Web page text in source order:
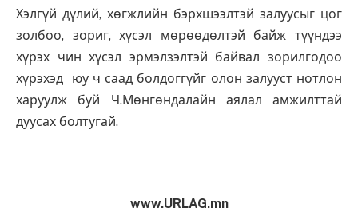
Хэлгүй дүлий, хөгжлийн бэрхшээлтэй залуусыг цог
золбоо, зориг, хүсэл мөрөөдөлтэй байж түүндээ
хүрэх чин хүсэл эрмэлзэлтэй байвал зорилгодоо
хүрэхэд юу ч саад болдоггүйг олон залууст нотлон
харуулж буй Ч.Мөнгөндалайн аялал амжилттай
дуусах болтугай.
www.URLAG.mn